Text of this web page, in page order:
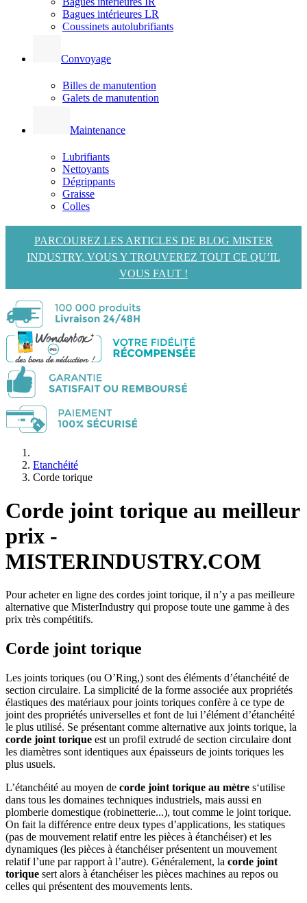
Bagues intérieures LR
Coussinets autolubrifiants
Convoyage
Billes de manutention
Galets de manutention
Maintenance
Lubrifiants
Nettoyants
Dégrippants
Graisse
Colles
PARCOUREZ LES ARTICLES DE BLOG MISTER
INDUSTRY, VOUS Y TROUVEREZ TOUT CE QU’IL
VOUS FAUT !
Etanchéité
Corde torique
Corde joint torique au meilleur
prix -
MISTERINDUSTRY.COM
Pour acheter en ligne des cordes joint torique, il n’y a pas meilleure
alternative que MisterIndustry qui propose toute une gamme à des
prix très compétitifs.
Corde joint torique
Les joints toriques (ou O’Ring,) sont des éléments d’étanchéité de
section circulaire. La simplicité de la forme associée aux propriétés
élastiques des matériaux pour joints toriques confère à ce type de
joint des propriétés universelles et font de lui l’élément d’étanchéité
le plus utilisé. Se présentant comme alternative aux joints torique, la
corde joint torique est un profil extrudé de section circulaire dont
les diamètres sont identiques aux épaisseurs de joints toriques les
plus usuels.
L’étanchéité au moyen de corde joint torique au mètre s‘utilise
dans tous les domaines techniques industriels, mais aussi en
plomberie domestique (robinetterie...), tout comme le joint torique.
On fait la différence entre deux types d’applications, les statiques
(pas de mouvement relatif entre les pièces à étanchéiser) et les
dynamiques (les pièces à étanchéiser présentent un mouvement
relatif l’une par rapport à l’autre). Généralement, la corde joint
torique sert alors à étanchéiser les pièces machines au repos ou
celles qui présentent des mouvements lents.